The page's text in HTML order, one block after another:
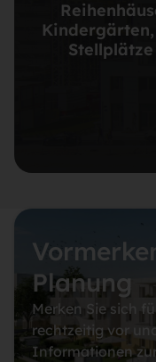
Planung
Merken Sie sich
rechtzeitig vor
Informationen